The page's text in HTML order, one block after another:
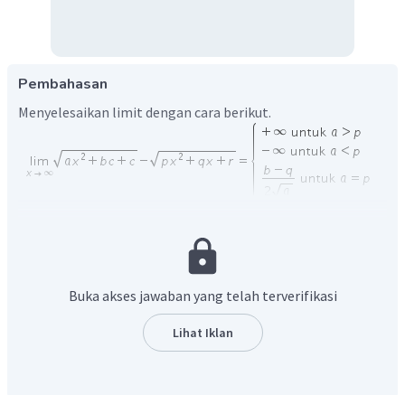
Pembahasan
Menyelesaikan limit dengan cara berikut.
adalah
Buka akses jawaban yang telah terverifikasi
Lihat Iklan